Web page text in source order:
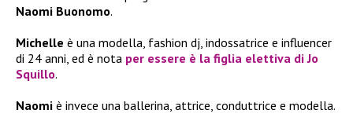
Naomi Buonomo.
Michelle è una modella, fashion dj, indossatrice e influencer
di 24 anni, ed è nota per essere è la figlia elettiva diJo
Squillo.
Naomi è invece una ballerina, attrice, conduttrice e modella.